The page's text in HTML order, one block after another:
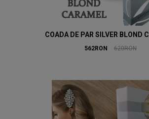
COADA DE PAR SILVER BLOND
562RON 620RON